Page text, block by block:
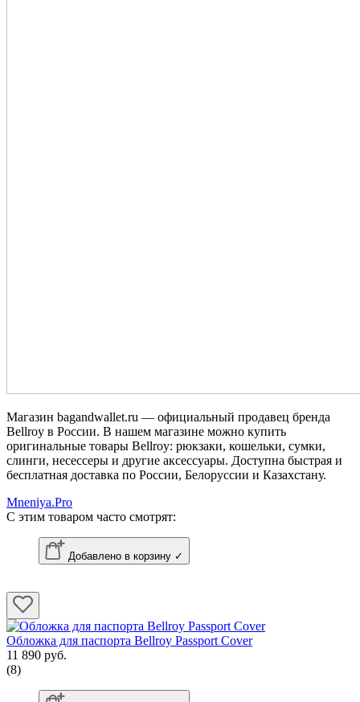
Магазин bagandwallet.ru — официальный продавец бренда
Bellroy в России. В нашем магазине можно купить
оригинальные товары Bellroy: рюкзаки, кошельки, сумки,
слинги, несессеры и другие аксессуары. Доступна быстрая и
бесплатная доставка по России, Белоруссии и Казахстану.
Mneniya.Pro
С этим товаром часто смотрят:
Добавлено в корзину ✓
Обложка для паспорта Bellroy Passport Cover
11 890 руб.
(8)